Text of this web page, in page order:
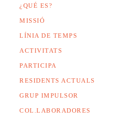
¿QUÉ ES?
MISSIÓ
LÍNIA DE TEMPS
ACTIVITATS
PARTICIPA
RESIDENTS ACTUALS
GRUP IMPULSOR
COL.LABORADORES